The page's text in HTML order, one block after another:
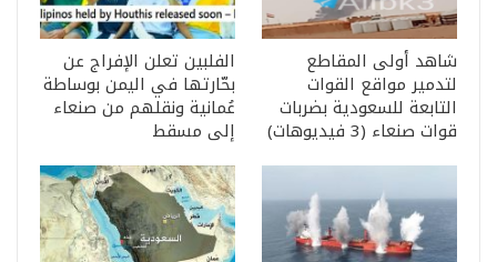
شاهد أولى المقاطع
لتدمير مواقع القوات
التابعة للسعودية بضربات
قوات صنعاء (3 فيديوهات)
الفلبين تعلن الإفراج عن
بحّارتها في اليمن بوساطة
عُمانية ونقلهم من صنعاء
إلى مسقط